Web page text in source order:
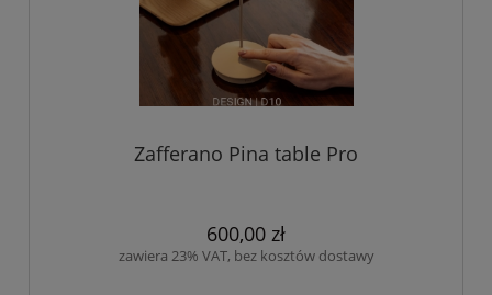
Zafferano Pina table Pro
600,00 zł
zawiera 23% VAT, bez kosztów dostawy